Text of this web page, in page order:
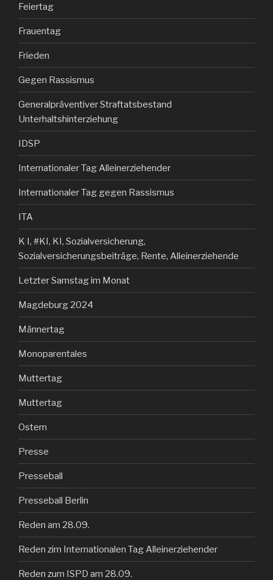
Feiertag
Frauentag
Frieden
Gegen Rassismus
Generalpräventiver Straftatsbestand
Unterhaltshinterziehung
IDSP
Internationaler Tag Alleinerziehender
Internationaler Tag gegen Rassismus
ITA
K I, #KI, KI, Sozialversicherung,
Sozialversicherungsbeiträge, Rente, Alleinerziehende
Letzter Samstag im Monat
Magdeburg 2024
Männertag
Monoparentales
Muttertag
Muttertag
Ostern
Presse
Presseball
Presseball Berlin
Reden am 28.09.
Reden zim Internationalen Tag Alleinerziehender
Reden zum ISPD am 28.09.